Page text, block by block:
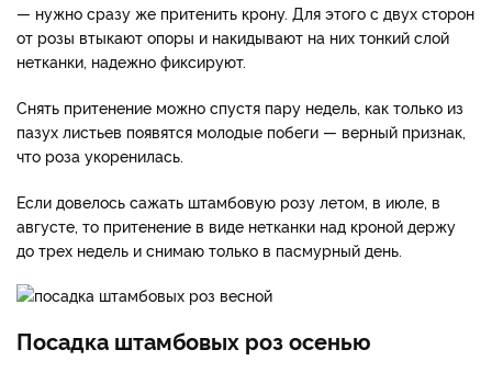
— нужно сразу же притенить крону. Для этого с двух сторон
от розы втыкают опоры и накидывают на них тонкий слой
нетканки, надежно фиксируют.
Снять притенение можно спустя пару недель, как только из
пазух листьев появятся молодые побеги — верный признак,
что роза укоренилась.
Если довелось сажать штамбовую розу летом, в июле, в
августе, то притенение в виде нетканки над кроной держу
до трех недель и снимаю только в пасмурный день.
Посадка штамбовых роз осенью